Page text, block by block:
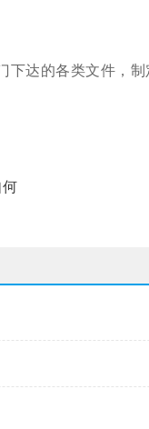
下达的各类文件，